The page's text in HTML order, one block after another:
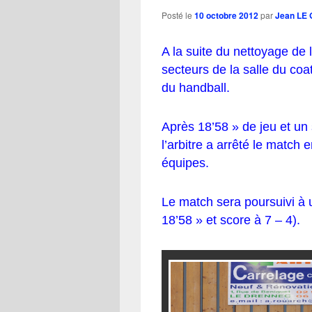
Posté le 10 octobre 2012parJean LE
A la suite du nettoyage de
secteurs de la salle du
du handball.
Après 18’58 » de jeu et
l’arbitre a arrêté le match
équipes.
Le match sera poursuivi à
18’58 » et score à 7 – 4).